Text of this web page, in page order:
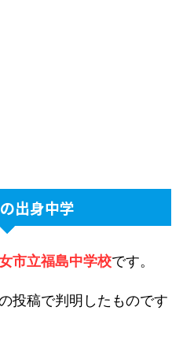
出身中学
市立福島中学校です。
投稿で判明したものです